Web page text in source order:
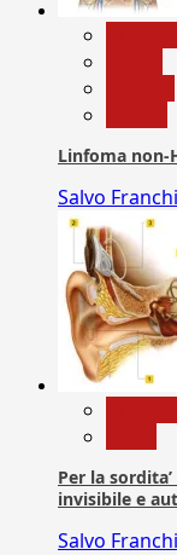
Linfoma non-
Salvo
Per la
invisibile e
Salvo